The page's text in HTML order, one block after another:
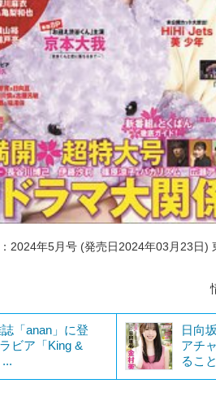
2024年5月号 (発売日2024年03月23日)
「anan」に登
ビア「King &
日向
アチ
るこ